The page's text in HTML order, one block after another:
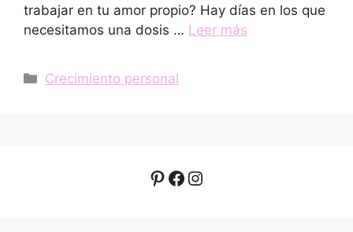
trabajar en tu amor propio? Hay días en los que
necesitamos una dosis … Leer más
Categorías
Crecimiento personal
Pinterest
Facebook
Instagram